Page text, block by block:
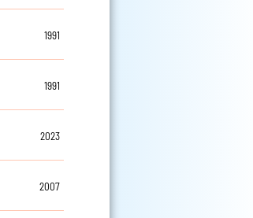
1991
1991
2023
2007